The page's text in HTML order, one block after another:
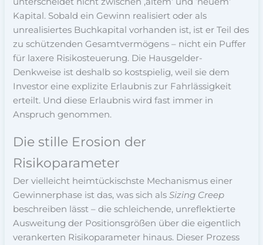
Kapital. Sobald ein Gewinn realisiert oder als
unrealisiertes Buchkapital vorhanden ist, ist er Teil des
zu schützenden Gesamtvermögens – nicht ein Puffer
für laxere Risikosteuerung. Die Hausgelder-
Denkweise ist deshalb so kostspielig, weil sie dem
Investor eine explizite Erlaubnis zur Fahrlässigkeit
erteilt. Und diese Erlaubnis wird fast immer in
Anspruch genommen.
Die stille Erosion der
Risikoparameter
Der vielleicht heimtückischste Mechanismus einer
Gewinnerphase ist das, was sich alsSizing Creep
beschreiben lässt – die schleichende, unreflektierte
Ausweitung der Positionsgrößen über die eigentlich
verankerten Risikoparameter hinaus. Dieser Prozess